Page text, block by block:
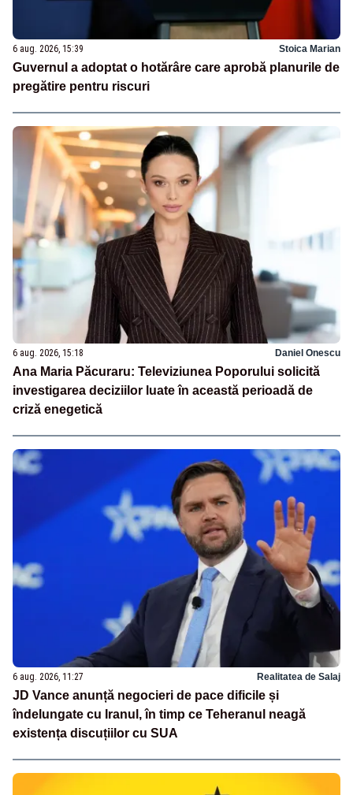
6 aug. 2026, 15:39 Stoica Marian
Guvernul a adoptat o hotărâre care aprobă planurile de
pregătire pentru riscuri
6 aug. 2026, 15:18 Daniel Onescu
Ana Maria Păcuraru: Televiziunea Poporului solicită
investigarea deciziilor luate în această perioadă de
criză enegetică
6 aug. 2026, 11:27 Realitatea de Salaj
JD Vance anunță negocieri de pace dificile și
îndelungate cu Iranul, în timp ce Teheranul neagă
existența discuțiilor cu SUA